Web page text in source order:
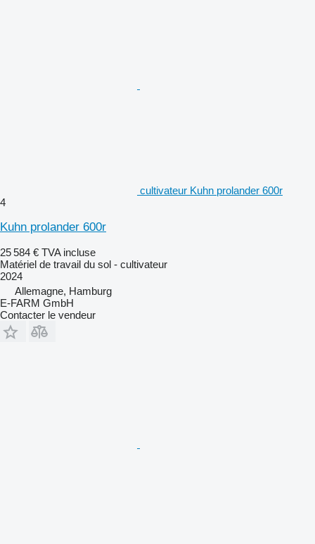
cultivateur Kuhn prolander 600r
4
Kuhn prolander 600r
25 584 € TVA incluse
Matériel de travail du sol - cultivateur
2024
Allemagne, Hamburg
E-FARM GmbH
Contacter le vendeur